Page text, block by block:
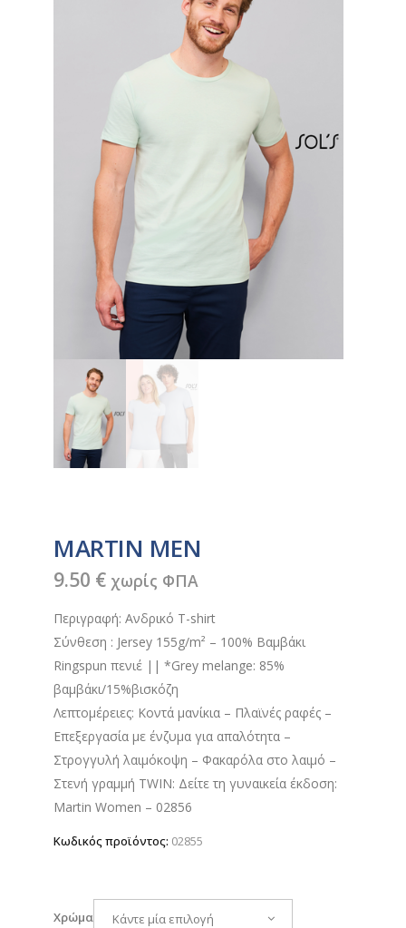
MARTIN MEN
9.50 € χωρίς ΦΠΑ
Περιγραφή: Ανδρικό T-shirt
Σύνθεση : Jersey 155g/m² – 100% Βαμβάκι
Ringspun πενιέ || *Grey melange: 85%
βαμβάκι/15%βισκόζη
Λεπτομέρειες: Κοντά μανίκια – Πλαϊνές ραφές –
Επεξεργασία με ένζυμα για απαλότητα –
Στρογγυλή λαιμόκοψη – Φακαρόλα στο λαιμό –
Στενή γραμμή TWIN: Δείτε τη γυναικεία έκδοση:
Martin Women – 02856
Κωδικός προϊόντος: 02855
Χρώμα Κάντε μία επιλογή